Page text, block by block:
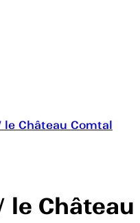
le Château Comtal
le Château